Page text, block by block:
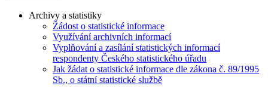
Archivy a statistiky
Žádost o statistické informace
Využívání archivních informací
Vyplňování a zasílání statistických informací
respondenty Českého statistického úřadu
Jak žádat o statistické informace dle zákona č. 89/1995
Sb., o státní statistické službě